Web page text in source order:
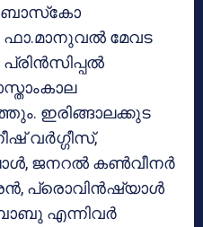
ഫാ.മാനുവല്‍ മേവട
ഇരിങ്ങാലക്കുട
വര്‍ഗ്ഗീസ്,
ജനറല്‍ കണ്‍വീനര്‍
പ്രൊവിന്‍ഷ്യാള്‍
എന്നിവര്‍